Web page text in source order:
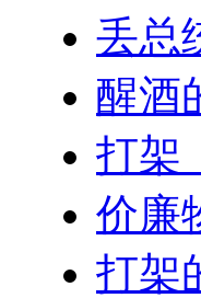
丢总
醒酒
打架
价廉
打架